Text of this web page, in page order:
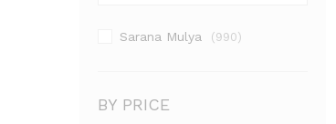
Sarana Mulya (990)
BY PRICE